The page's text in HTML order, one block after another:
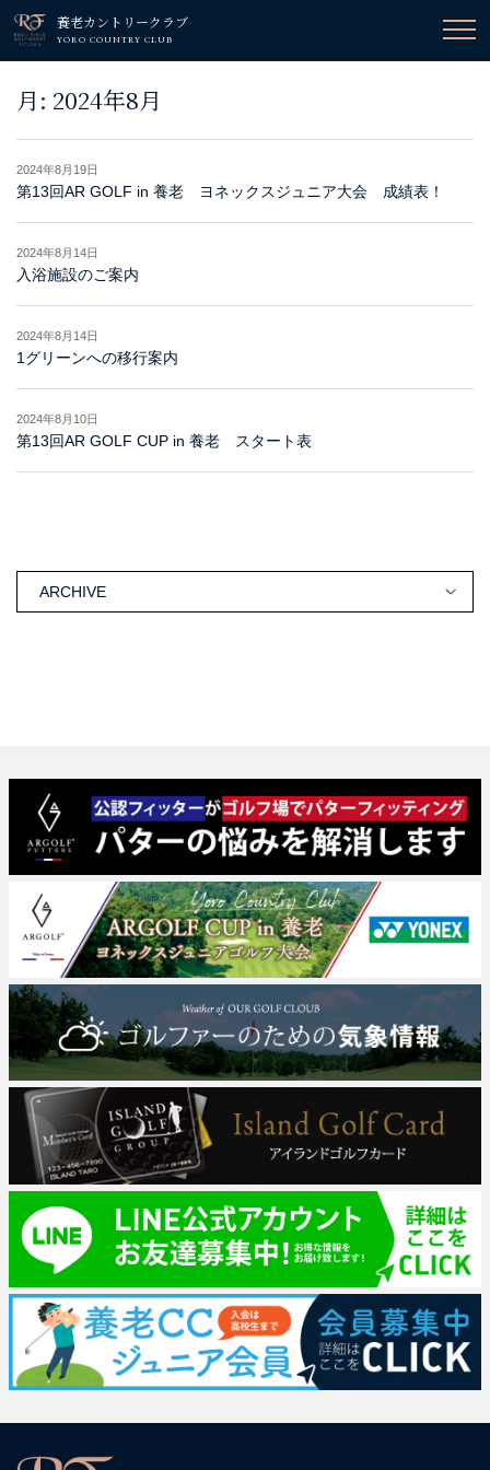
養老カントリークラブ
YORO COUNTRY CLUB
月: 2024年8月
2024年8月19日
第13回AR GOLF in 養老 ヨネックスジュニア大会 成績表！
2024年8月14日
入浴施設のご案内
2024年8月14日
1グリーンへの移行案内
2024年8月10日
第13回AR GOLF CUP in 養老 スタート表
ARCHIVE